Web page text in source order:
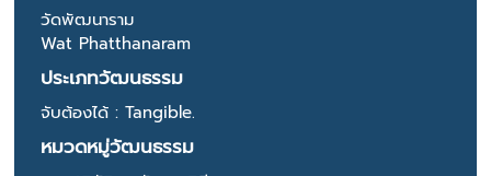
วัดพัฒนาราม
Wat Phatthanaram
ประเภทวัฒนธรรม
จับต้องได้ : Tangible.
หมวดหมู่วัฒนธรรม